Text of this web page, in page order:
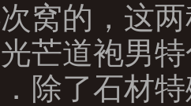
窝的，这
芒道袍男
除了石材